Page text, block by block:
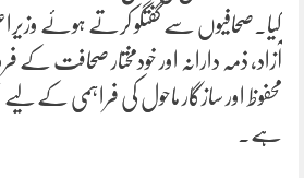
کیا۔صحافیوں سے گفتگو کرتے ہوئے
آزاد، ذمہ دارانہ اور خودمختار صحافت کے
محفوظ اور سازگار ماحول کی فراہمی کے
ہے۔